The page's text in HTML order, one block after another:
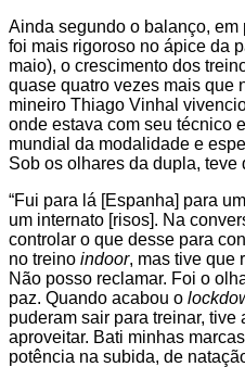
Ainda segundo o balanço,
foi mais rigoroso no ápice da
maio), o crescimento dos
quase quatro vezes mais que
mineiro Thiago Vinhal
onde estava com seu técnico
mundial da modalidade e
Sob os olhares da dupla, teve
“Fui para lá [Espanha] para um
um internato [risos]. Na
controlar o que desse para
no treino indoor, mas tive que
Não posso reclamar. Foi o
paz. Quando acabou o
puderam sair para treinar, tive
aproveitar. Bati minhas
potência na subida, de